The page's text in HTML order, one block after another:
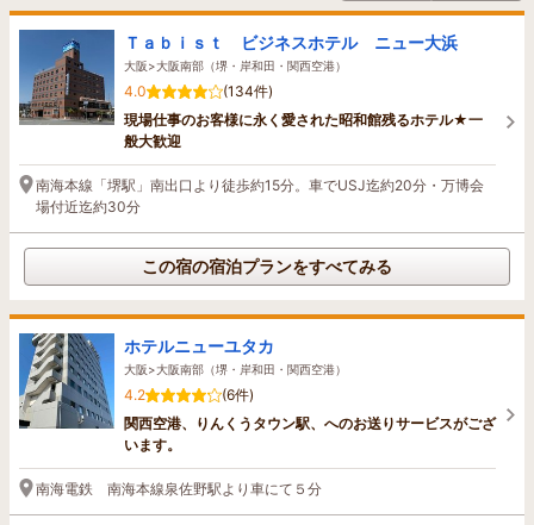
Ｔａｂｉｓｔ ビジネスホテル ニュー大浜
大阪>大阪南部（堺・岸和田・関西空港）
4.0
(134件)
現場仕事のお客様に永く愛された昭和館残るホテル★一
般大歓迎
南海本線「堺駅」南出口より徒歩約15分。車でUSJ迄約20分・万博会
場付近迄約30分
この宿の宿泊プランをすべてみる
ホテルニューユタカ
大阪>大阪南部（堺・岸和田・関西空港）
4.2
(6件)
関西空港、りんくうタウン駅、へのお送りサービスがござ
います。
南海電鉄 南海本線泉佐野駅より車にて５分